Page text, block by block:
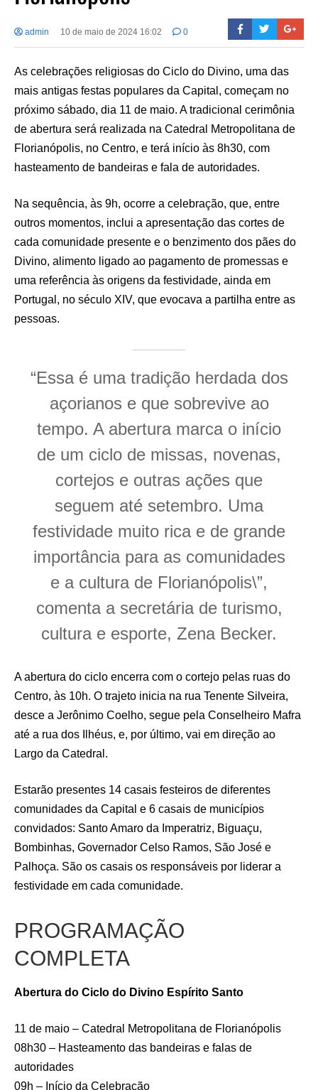
admin 10 de maio de 2024 16:02 0
As celebrações religiosas do Ciclo do Divino, uma das
mais antigas festas populares da Capital, começam no
próximo sábado, dia 11 de maio. A tradicional cerimônia
de abertura será realizada na Catedral Metropolitana de
Florianópolis, no Centro, e terá início às 8h30, com
hasteamento de bandeiras e fala de autoridades.
Na sequência, às 9h, ocorre a celebração, que, entre
outros momentos, inclui a apresentação das cortes de
cada comunidade presente e o benzimento dos pães do
Divino, alimento ligado ao pagamento de promessas e
uma referência às origens da festividade, ainda em
Portugal, no século XIV, que evocava a partilha entre as
pessoas.
“Essa é uma tradição herdada dos
açorianos e que sobrevive ao
tempo. A abertura marca o início
de um ciclo de missas, novenas,
cortejos e outras ações que
seguem até setembro. Uma
festividade muito rica e de grande
importância para as comunidades
e a cultura de Florianópolis\”,
comenta a secretária de turismo,
cultura e esporte, Zena Becker.
A abertura do ciclo encerra com o cortejo pelas ruas do
Centro, às 10h. O trajeto inicia na rua Tenente Silveira,
desce a Jerônimo Coelho, segue pela Conselheiro Mafra
até a rua dos Ilhéus, e, por último, vai em direção ao
Largo da Catedral.
Estarão presentes 14 casais festeiros de diferentes
comunidades da Capital e 6 casais de municípios
convidados: Santo Amaro da Imperatriz, Biguaçu,
Bombinhas, Governador Celso Ramos, São José e
Palhoça. São os casais os responsáveis por liderar a
festividade em cada comunidade.
PROGRAMAÇÃO
COMPLETA
Abertura do Ciclo do Divino Espírito Santo
11 de maio – Catedral Metropolitana de Florianópolis
08h30 – Hasteamento das bandeiras e falas de
autoridades
09h – Início da Celebração